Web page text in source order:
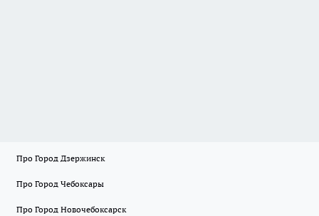
Про Город Дзержинск
Про Город Чебоксары
Про Город Новочебоксарск